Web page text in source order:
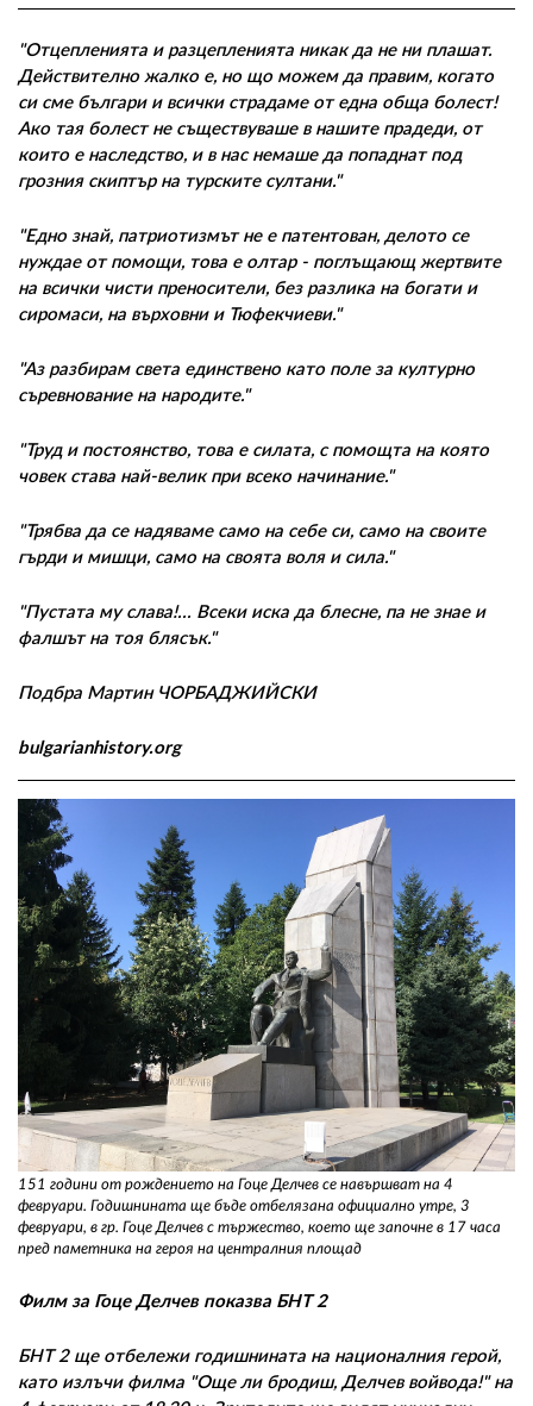
"Отцепленията и разцепленията никак да не ни плашат.
Действително жалко е, но що можем да правим, когато
си сме българи и всички страдаме от една обща болест!
Ако тая болест не съществуваше в нашите прадеди, от
които е наследство, и в нас немаше да попаднат под
грозния скиптър на турските султани."
"Едно знай, патриотизмът не е патентован, делото се
нуждае от помощи, това е олтар - поглъщающ жертвите
на всички чисти преносители, без разлика на богати и
сиромаси, на върховни и Тюфекчиеви."
"Аз разбирам света единствено като поле за културно
съревнование на народите."
"Труд и постоянство, това е силата, с помощта на която
човек става най-велик при всеко начинание."
"Трябва да се надяваме само на себе си, само на своите
гърди и мишци, само на своята воля и сила."
"Пустата му слава!... Всеки иска да блесне, па не знае и
фалшът на тоя блясък."
Подбра Мартин ЧОРБАДЖИЙСКИ
bulgarianhistory.org
151 години от рождението на Гоце Делчев се навършват на 4
февруари. Годишнината ще бъде отбелязана официално утре, 3
февруари, в гр. Гоце Делчев с тържество, което ще започне в 17 часа
пред паметника на героя на централния площад
Филм за Гоце Делчев показва БНТ 2
БНТ 2 ще отбележи годишнината на националния герой,
като излъчи филма "Още ли бродиш, Делчев войвода!" на